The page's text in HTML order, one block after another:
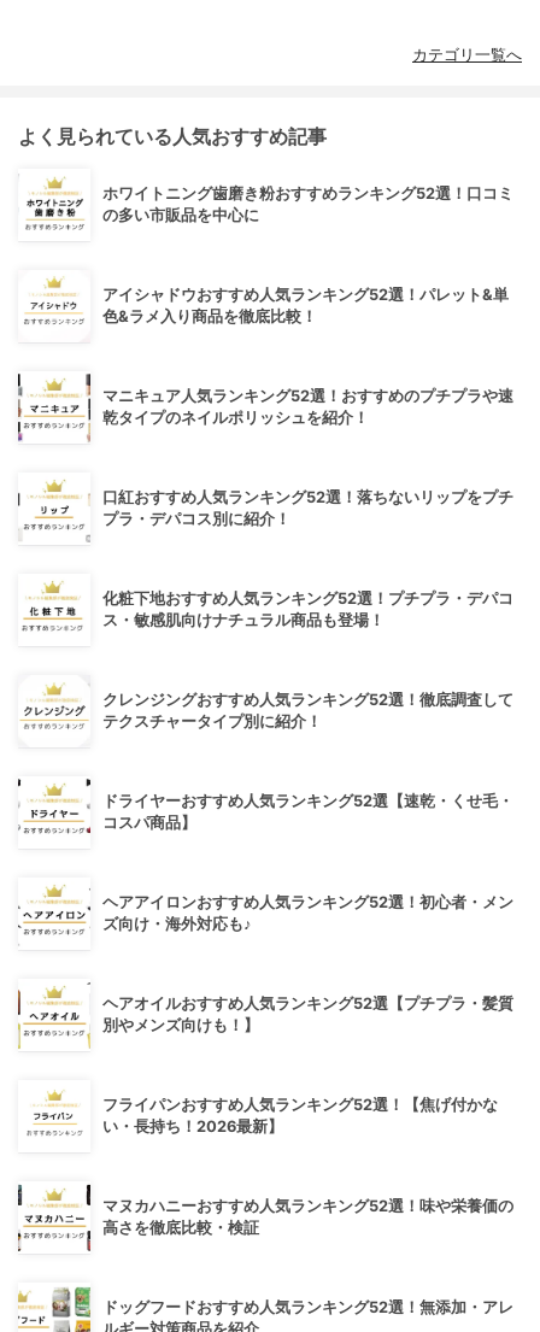
カテゴリ一覧へ
よく見られている人気おすすめ記事
ホワイトニング歯磨き粉おすすめランキング52選！口コミ
の多い市販品を中心に
アイシャドウおすすめ人気ランキング52選！パレット&単
色&ラメ入り商品を徹底比較！
マニキュア人気ランキング52選！おすすめのプチプラや速
乾タイプのネイルポリッシュを紹介！
口紅おすすめ人気ランキング52選！落ちないリップをプチ
プラ・デパコス別に紹介！
化粧下地おすすめ人気ランキング52選！プチプラ・デパコ
ス・敏感肌向けナチュラル商品も登場！
クレンジングおすすめ人気ランキング52選！徹底調査して
テクスチャータイプ別に紹介！
ドライヤーおすすめ人気ランキング52選【速乾・くせ毛・
コスパ商品】
ヘアアイロンおすすめ人気ランキング52選！初心者・メン
ズ向け・海外対応も♪
ヘアオイルおすすめ人気ランキング52選【プチプラ・髪質
別やメンズ向けも！】
フライパンおすすめ人気ランキング52選！【焦げ付かな
い・長持ち！2026最新】
マヌカハニーおすすめ人気ランキング52選！味や栄養価の
高さを徹底比較・検証
ドッグフードおすすめ人気ランキング52選！無添加・アレ